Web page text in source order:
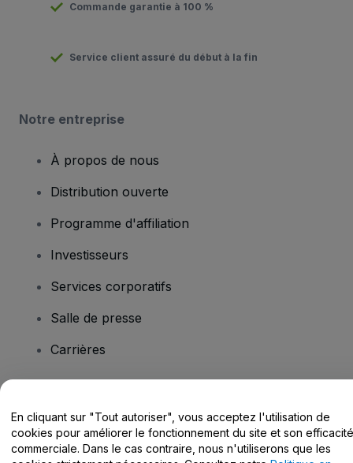
Commande garantie à 100 %
Service client assuré du début à la fin
Notre entreprise
À propos de nous
Distribution ouverte
Programme d'affiliation
Investisseurs
Services corporatifs
Salle de presse
Carrières
Centre d'assistance / Nous contacter
En cliquant sur "Tout autoriser", vous acceptez l'utilisation de
cookies pour améliorer le fonctionnement du site et son efficacité
commerciale. Dans le cas contraire, nous n'utiliserons que les